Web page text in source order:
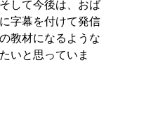
して今後は、おば
字幕を付けて発信
教材になるような
いと思っていま